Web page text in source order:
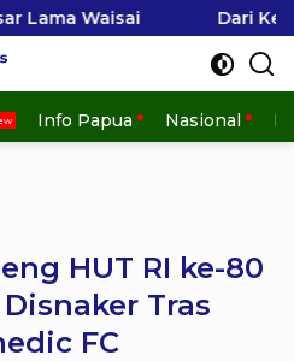
Dari Keterampilan
Info Papua Nasional
HUT RI ke-80
Tras
FC